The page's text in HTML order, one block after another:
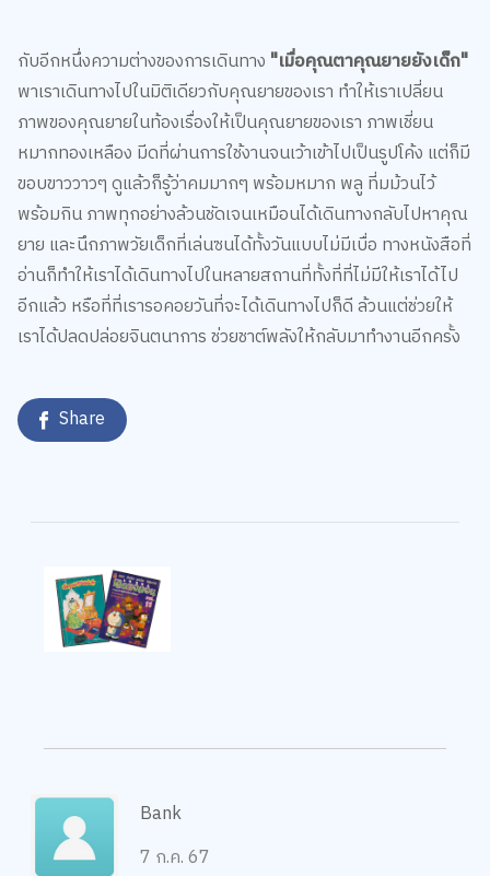
กับอีกหนึ่งความต่างของการเดินทาง "เมื่อคุณตาคุณยายยังเด็ก"
พาเราเดินทางไปในมิติเดียวกับคุณยายของเรา ทำให้เราเปลี่ยน
ภาพของคุณยายในท้องเรื่องให้เป็นคุณยายของเรา ภาพเชี่ยน
หมากทองเหลือง มีดที่ผ่านการใช้งานจนเว้าเข้าไปเป็นรูปโค้ง แต่ก็มี
ขอบขาววาวๆ ดูแล้วก็รู้ว่าคมมากๆ พร้อมหมาก พลู ที่มม้วนไว้
พร้อมกิน ภาพทุกอย่างล้วนชัดเจนเหมือนได้เดินทางกลับไปหาคุณ
ยาย และนึกภาพวัยเด็กที่เล่นซนได้ทั้งวันแบบไม่มีเบื่อ ทางหนังสือที่
อ่านก็ทำให้เราได้เดินทางไปในหลายสถานที่ทั้งที่ที่ไม่มีให้เราได้ไป
อีกแล้ว หรือที่ที่เรารอคอยวันที่จะได้เดินทางไปก็ดี ล้วนแต่ช่วยให้
เราได้ปลดปล่อยจินตนาการ ช่วยชาต์พลังให้กลับมาทำงานอีกครั้ง
Share
Bank
7 ก.ค. 67